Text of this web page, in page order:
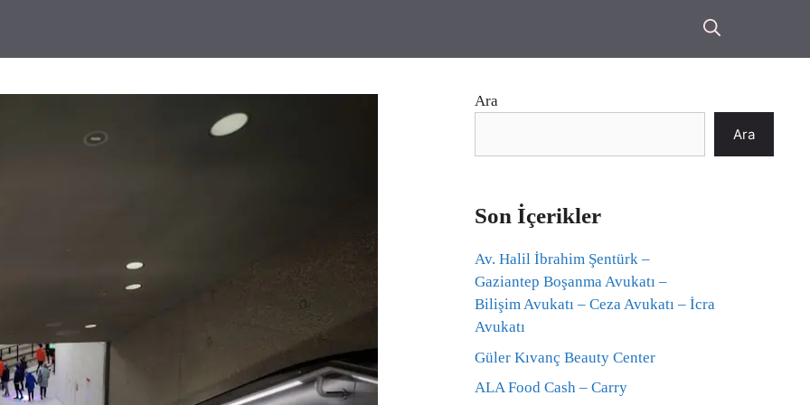
Ara
Ara
Son İçerikler
Av. Halil İbrahim Şentürk –
Gaziantep Boşanma Avukatı –
Bilişim Avukatı – Ceza Avukatı – İcra
Avukatı
Güler Kıvanç Beauty Center
ALA Food Cash – Carry